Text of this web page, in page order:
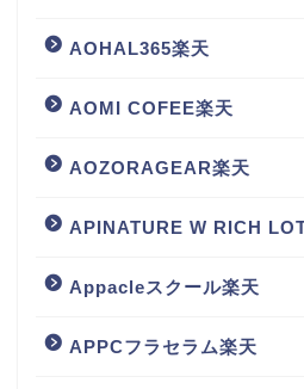
AOHAL365楽天
AOMI COFEE楽天
AOZORAGEAR楽天
APINATURE W RICH
Appacleスクール楽天
APPCフラセラム楽天